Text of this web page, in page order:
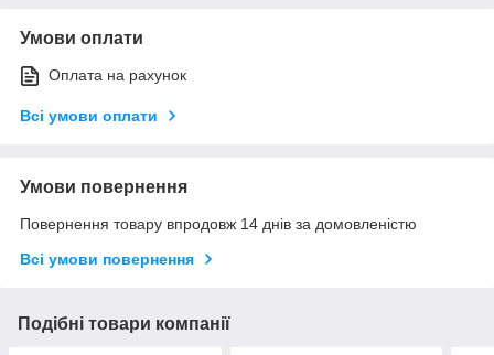
Умови оплати
Оплата на рахунок
Всі умови оплати
Умови повернення
Повернення товару впродовж 14 днів за домовленістю
Всі умови повернення
Подібні товари компанії